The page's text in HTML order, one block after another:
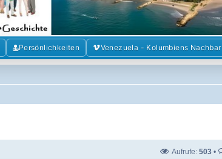
Persönlichkeiten Venezuela - Kolumbiens Nachbar
Aufrufe: 503 •